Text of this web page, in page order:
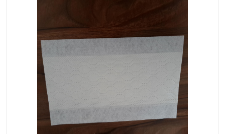
棉柔巾水刺无纺布 印花压花复合布
水刺无纺布 地拖布
懒人抹布 清洁抹布